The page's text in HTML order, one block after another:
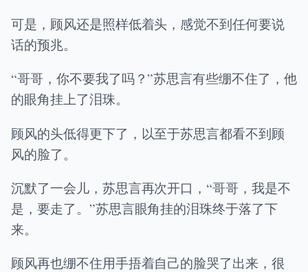
可是，顾风还是照样低着头，感觉不到任何要说
话的预兆。
“哥哥，你不要我了吗？”苏思言有些绷不住了，他
的眼角挂上了泪珠。
顾风的头低得更下了，以至于苏思言都看不到顾
风的脸了。
沉默了一会儿，苏思言再次开口，“哥哥，我是不
是，要走了。”苏思言眼角挂的泪珠终于落了下
来。
顾风再也绷不住用手捂着自己的脸哭了出来，很